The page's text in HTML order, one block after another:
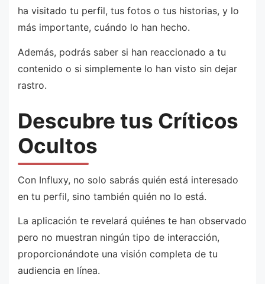
ha visitado tu perfil, tus fotos o tus historias, y lo
más importante, cuándo lo han hecho.
Además, podrás saber si han reaccionado a tu
contenido o si simplemente lo han visto sin dejar
rastro.
Descubre tus Críticos
Ocultos
Con Influxy, no solo sabrás quién está interesado
en tu perfil, sino también quién no lo está.
La aplicación te revelará quiénes te han observado
pero no muestran ningún tipo de interacción,
proporcionándote una visión completa de tu
audiencia en línea.